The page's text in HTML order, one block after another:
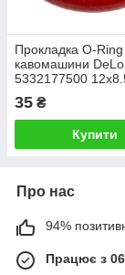
Прокладка O-
кавомашини
5332177500
35 ₴
Купити
Про нас
94%
Працює з